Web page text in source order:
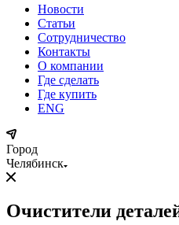
Новости
Статьи
Сотрудничество
Контакты
О компании
Где сделать
Где купить
ENG
Город
Челябинск
Очистители